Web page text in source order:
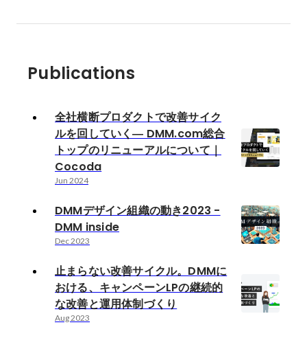
Publications
全社横断プロダクトで改善サイク
ルを回していく― DMM.com総合
トップのリニューアルについて｜
Cocoda
Jun 2024
DMMデザイン組織の動き2023 -
DMM inside
Dec 2023
止まらない改善サイクル。DMMに
おける、キャンペーンLPの継続的
な改善と運用体制づくり
Aug 2023